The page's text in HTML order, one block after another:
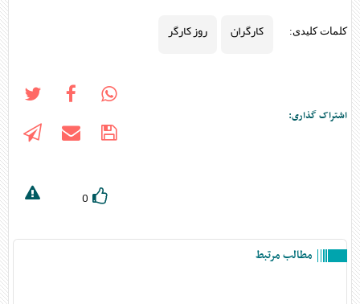
کلمات کلیدی: کارگران روز کارگر
اشتراک گذاری:
0
مطالب مرتبط